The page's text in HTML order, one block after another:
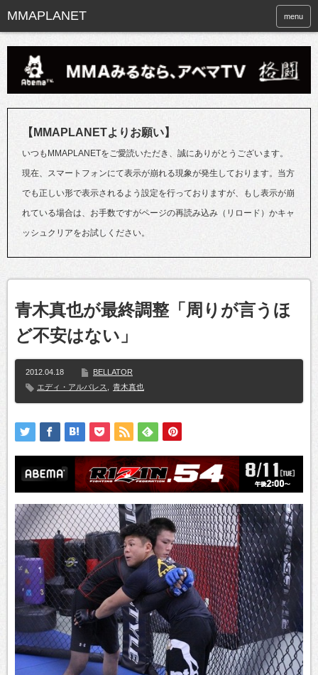
menu
【MMAPLANETよりお願い】
いつもMMAPLANETをご愛読いただき、誠にありがとうございます。
現在、スマートフォンにて表示が崩れる現象が発生しております。当方
でも正しい形で表示されるよう設定を行っておりますが、もし表示が崩
れている場合は、お手数ですがページの再読み込み（リロード）かキャ
ッシュクリアをお試しください。
青木真也が最終調整「周りが言うほ
ど不安はない」
2012.04.18
BELLATOR
エディ・アルバレス
青木真也